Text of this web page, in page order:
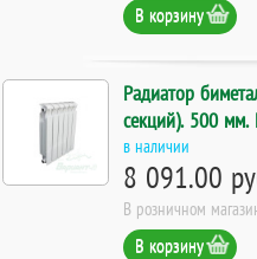
В корзину
Радиатор
секций). 500
в наличии
8 091.00
В розничном
В корзину